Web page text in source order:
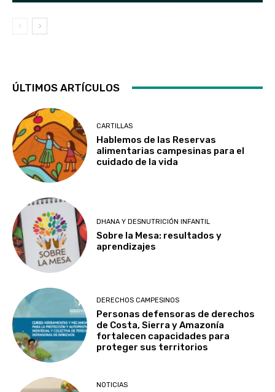
ÚLTIMOS ARTÍCULOS
CARTILLAS
Hablemos de las Reservas
alimentarias campesinas para el
cuidado de la vida
DHANA Y DESNUTRICIÓN INFANTIL
Sobre la Mesa: resultados y
aprendizajes
DERECHOS CAMPESINOS
Personas defensoras de derechos
de Costa, Sierra y Amazonía
fortalecen capacidades para
proteger sus territorios
NOTICIAS